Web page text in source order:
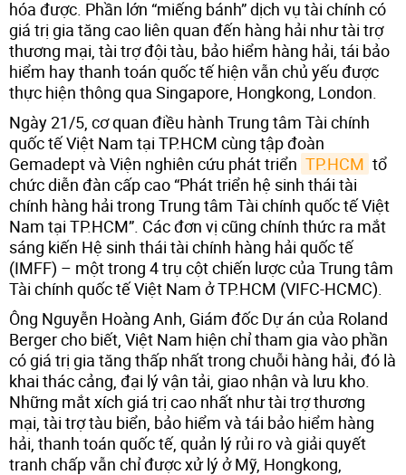
hóa được. Phần lớn “miếng bánh” dịch vụ tài chính có
giá trị gia tăng cao liên quan đến hàng hải như tài trợ
thương mại, tài trợ đội tàu, bảo hiểm hàng hải, tái bảo
hiểm hay thanh toán quốc tế hiện vẫn chủ yếu được
thực hiện thông qua Singapore, Hongkong, London.
Ngày 21/5, cơ quan điều hành Trung tâm Tài chính
quốc tế Việt Nam tại TP.HCM cùng tập đoàn
Gemadept và Viện nghiên cứu phát triển TP.HCM tổ
chức diễn đàn cấp cao “Phát triển hệ sinh thái tài
chính hàng hải trong Trung tâm Tài chính quốc tế Việt
Nam tại TP.HCM”. Các đơn vị cũng chính thức ra mắt
sáng kiến Hệ sinh thái tài chính hàng hải quốc tế
(IMFF) – một trong 4 trụ cột chiến lược của Trung tâm
Tài chính quốc tế Việt Nam ở TP.HCM (VIFC-HCMC).
Ông Nguyễn Hoàng Anh, Giám đốc Dự án của Roland
Berger cho biết, Việt Nam hiện chỉ tham gia vào phần
có giá trị gia tăng thấp nhất trong chuỗi hàng hải, đó là
khai thác cảng, đại lý vận tải, giao nhận và lưu kho.
Những mắt xích giá trị cao nhất như tài trợ thương
mại, tài trợ tàu biển, bảo hiểm và tái bảo hiểm hàng
hải, thanh toán quốc tế, quản lý rủi ro và giải quyết
tranh chấp vẫn chỉ được xử lý ở Mỹ, Hongkong,